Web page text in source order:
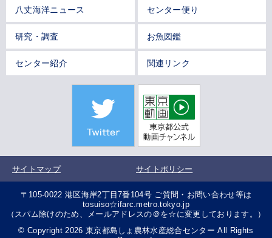
八丈海洋ニュース センター便り
研究・調査 お魚図鑑
センター紹介 関連リンク
サイトマップ サイトポリシー
〒105-0022 港区海岸2丁目7番104号 ご質問・お問い合わせ等は
tosuiso☆ifarc.metro.tokyo.jp
（スパム除けのため、メールアドレスの＠を☆に変更しております。）
© Copyright 2026 東京都島しょ農林水産総合センター All Rights